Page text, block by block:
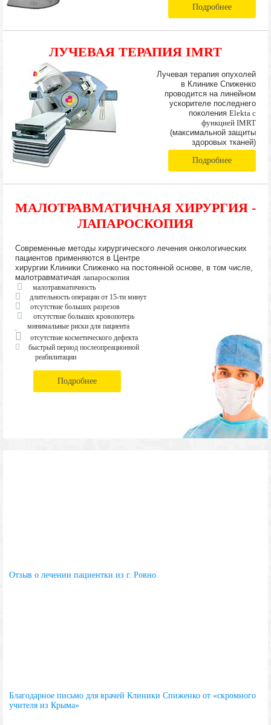
Подробнее
ЛУЧЕВАЯ ТЕРАПИЯ IMRT
Лучевая терапия опухолей
в Клинике Спиженко
проводится на линейном
ускорителе последнего
поколения Elekta с
функцией IMRT
(максимальной защиты
здоровых тканей)
Подробнее
МАЛОТРАВМАТИЧНАЯ ХИРУРГИЯ -
ЛАПАРОСКОПИЯ
Современные методы хирургического лечения онкологических
пациентов применяются в Центре
хирургии Клиники Спиженко на постоянной основе, в том числе,
малотравматичая лапароскопия
малотравматичность
длительность операции от 15-ти минут
отсутствие больших разрезов
отсутствие больших кровопотерь
минимальные риски для пациента
отсутствие косметического дефекта
быстрый период послеопреационной
реабилитации
Подробнее
Отзыв о лечении пациентки из г. Ровно
Благодарное письмо для врачей Клиники Спиженко от «скромного
учителя из Крыма»